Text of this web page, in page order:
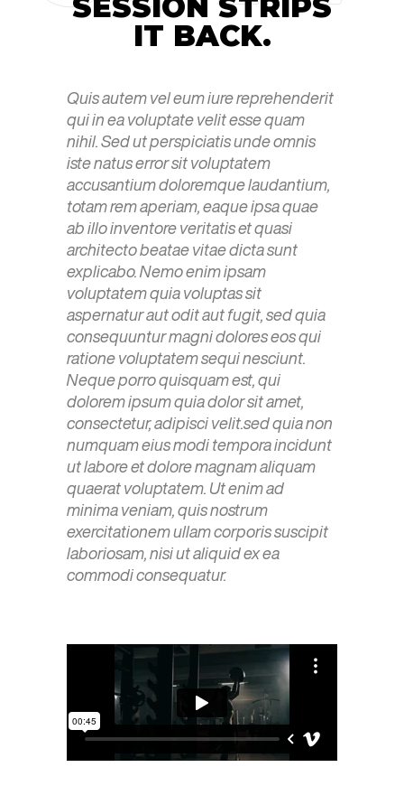
IT BACK.
Quis autem vel eum iure reprehenderit
qui in ea voluptate velit esse quam
nihil. Sed ut perspiciatis unde omnis
iste natus error sit voluptatem
accusantium doloremque laudantium,
totam rem aperiam, eaque ipsa quae
ab illo inventore veritatis et quasi
architecto beatae vitae dicta sunt
explicabo. Nemo enim ipsam
voluptatem quia voluptas sit
aspernatur aut odit aut fugit, sed quia
consequuntur magni dolores eos qui
ratione voluptatem sequi nesciunt.
Neque porro quisquam est, qui
dolorem ipsum quia dolor sit amet,
consectetur, adipisci velit.sed quia non
numquam eius modi tempora incidunt
ut labore et dolore magnam aliquam
quaerat voluptatem. Ut enim ad
minima veniam, quis nostrum
exercitationem ullam corporis suscipit
laboriosam, nisi ut aliquid ex ea
commodi consequatur.